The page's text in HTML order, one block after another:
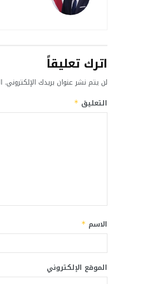
اترك تعليقاً
لن يتم نشر عنوان بريدك الإلكتروني.
التعليق *
الاسم *
الموقع الإلكتروني